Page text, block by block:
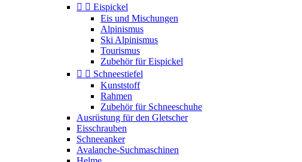
  Eispickel
Eis und Mischungen
Alpinismus
Ski Alpinismus
Tourismus
Zubehör für Eispickel
  Schneestiefel
Kunststoff
Rahmen
Zubehör für Schneeschuhe
Ausrüstung für den Gletscher
Eisschrauben
Schneeanker
Avalanche-Suchmaschinen